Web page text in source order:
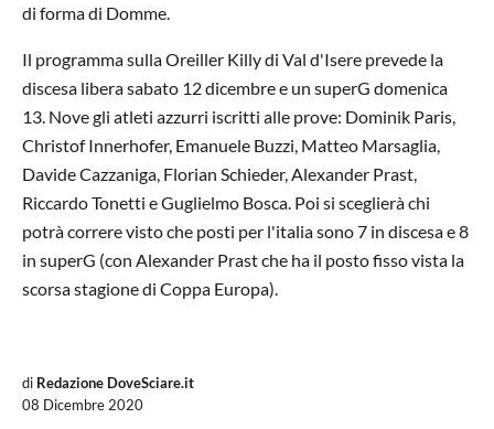
di forma di Domme.
Il programma sulla Oreiller Killy di Val d'Isere prevede la
discesa libera sabato 12 dicembre e un superG domenica
13. Nove gli atleti azzurri iscritti alle prove: Dominik Paris,
Christof Innerhofer, Emanuele Buzzi, Matteo Marsaglia,
Davide Cazzaniga, Florian Schieder, Alexander Prast,
Riccardo Tonetti e Guglielmo Bosca. Poi si sceglierà chi
potrà correre visto che posti per l'italia sono 7 in discesa e 8
in superG (con Alexander Prast che ha il posto fisso vista la
scorsa stagione di Coppa Europa).
di Redazione DoveSciare.it
08 Dicembre 2020